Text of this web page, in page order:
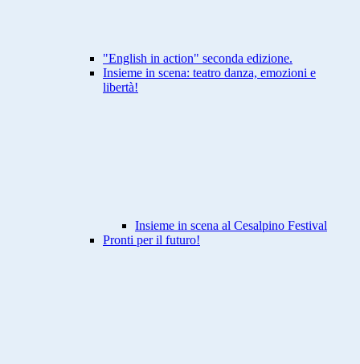
"English in action" seconda edizione.
Insieme in scena: teatro danza, emozioni e
libertà!
Insieme in scena al Cesalpino Festival
Pronti per il futuro!